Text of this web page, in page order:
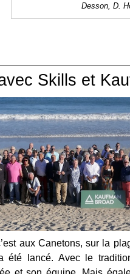
Desson, D.
Skills et
aux Canetons, sur la
été lancé. Avec le